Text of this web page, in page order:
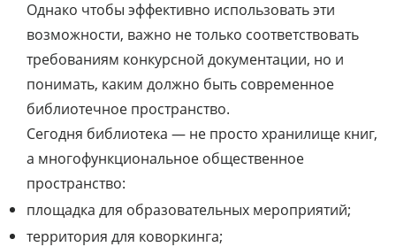
Однако чтобы эффективно использовать эти
возможности, важно не только соответствовать
требованиям конкурсной документации, но и
понимать, каким должно быть современное
библиотечное пространство.
Сегодня библиотека — не просто хранилище книг,
а многофункциональное общественное
пространство:
площадка для образовательных мероприятий;
территория для коворкинга;